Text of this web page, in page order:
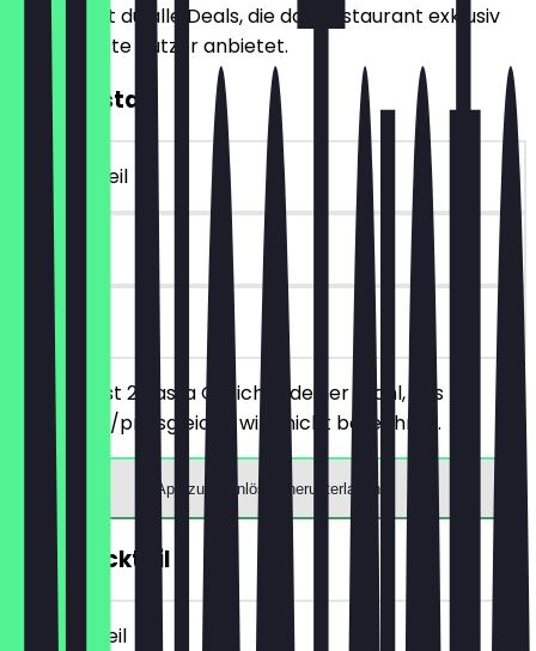
Hier findest du alle Deals, die das Restaurant exklusiv
für NeoTaste Nutzer anbietet.
2für1 Pasta
~18 € Vorteil
90 Tage
vor Ort
Du bestellst 2 Pasta Gerichte deiner Wahl, das
günstigere/preisgleiche wird nicht berechnet.
App zum Einlösen herunterladen
2für1 Cocktail
~13 € Vorteil